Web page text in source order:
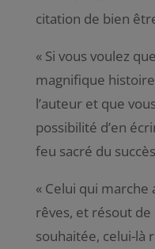
citation de bien
« Si vous voulez
magnifique
l’auteur et que
possibilité d’en
feu sacré du succès
« Celui qui marche
rêves, et résout de
souhaitée, celui-là